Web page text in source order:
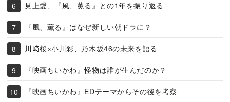
見上愛、『風、薫る』との1年を振り返る
『風、薫る』はなぜ新しい朝ドラに？
川﨑桜×小川彩、乃木坂46の未来を語る
『映画ちいかわ』怪物は誰が生んだのか？
『映画ちいかわ』EDテーマからその後を考察